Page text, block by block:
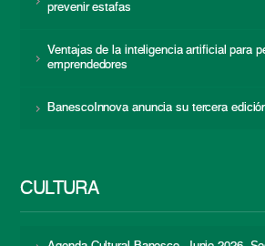
prevenir estafas
Ventajas de la inteligencia artificial para
emprendedores
BanescoInnova anuncia su tercera
CULTURA